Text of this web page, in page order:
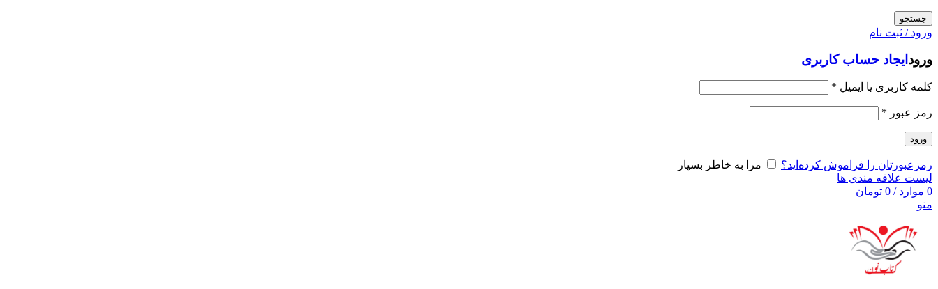
جستجو
ورود / ثبت نام
ورود ایجاد حساب کاربری
کلمه کاربری یا ایمیل *
رمز عبور *
ورود
رمزعبورتان را فراموش کرده‌اید؟
مرا به خاطر بسپار
لیست علاقه مندی ها
0 موارد /
0 تومان
منو